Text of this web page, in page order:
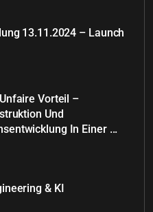
13.11.2024 – Launch
Vorteil –
Und
In Einer ...
& KI